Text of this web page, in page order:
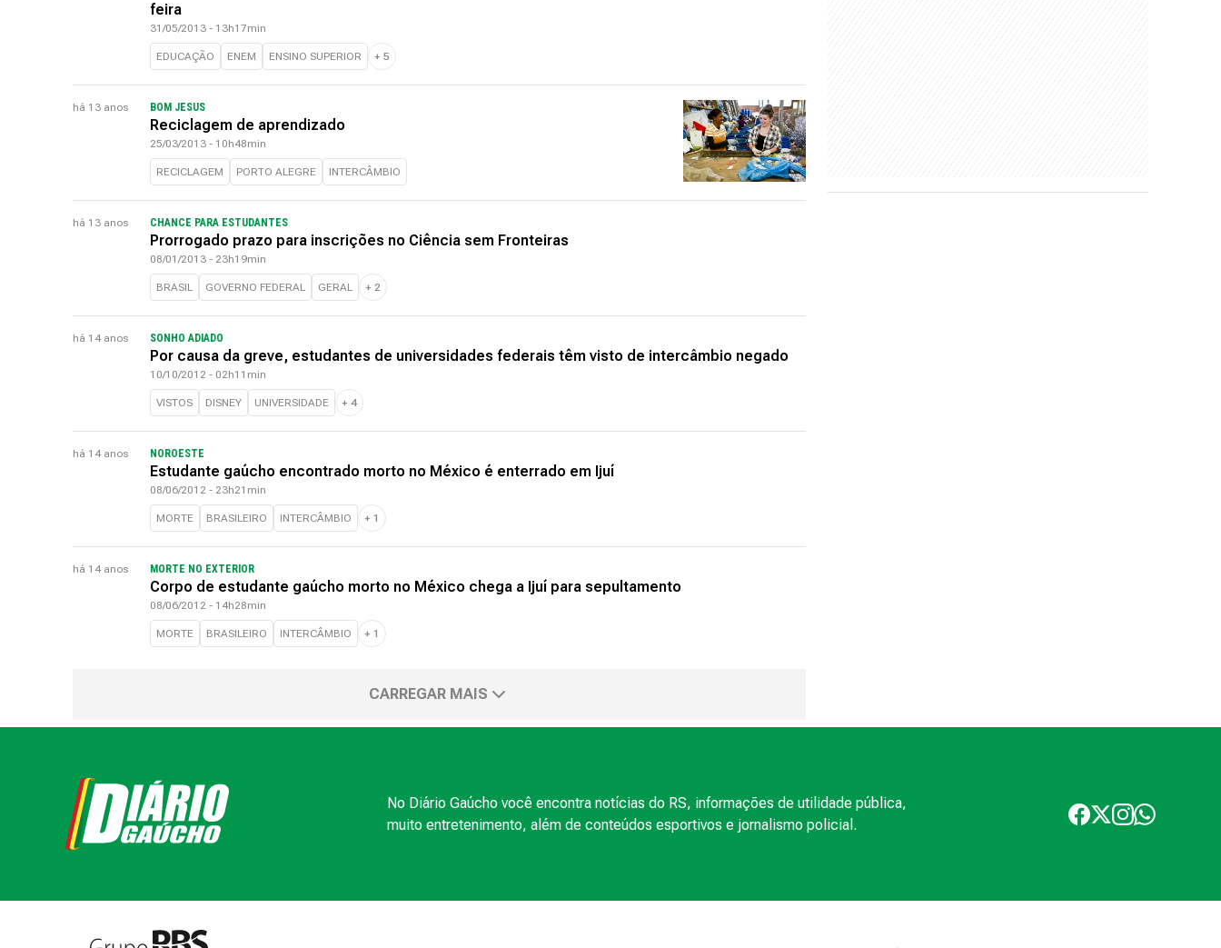
feira
31/05/2013 - 13h17min
EDUCAÇÃO ENEM ENSINO SUPERIOR + 5
há 13 anos BOM JESUS
Reciclagem de aprendizado
25/03/2013 - 10h48min
RECICLAGEM PORTO ALEGRE INTERCÂMBIO
há 13 anos CHANCE PARA ESTUDANTES
Prorrogado prazo para inscrições no Ciência sem Fronteiras
08/01/2013 - 23h19min
BRASIL GOVERNO FEDERAL GERAL + 2
há 14 anos SONHO ADIADO
Por causa da greve, estudantes de universidades federais têm visto de intercâmbio negado
10/10/2012 - 02h11min
VISTOS DISNEY UNIVERSIDADE + 4
há 14 anos NOROESTE
Estudante gaúcho encontrado morto no México é enterrado em Ijuí
08/06/2012 - 23h21min
MORTE BRASILEIRO INTERCÂMBIO + 1
há 14 anos MORTE NO EXTERIOR
Corpo de estudante gaúcho morto no México chega a Ijuí para sepultamento
08/06/2012 - 14h28min
MORTE BRASILEIRO INTERCÂMBIO + 1
CARREGAR MAIS
No Diário Gaúcho você encontra notícias do RS, informações de utilidade pública,
muito entretenimento, além de conteúdos esportivos e jornalismo policial.